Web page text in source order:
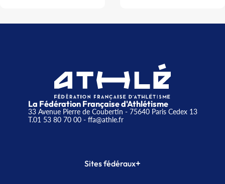
La Fédération Française d'Athlétisme
33 Avenue Pierre de Coubertin - 75640 Paris Cedex 13
T.01 53 80 70 00- ffa@athle.fr
Sites fédéraux+